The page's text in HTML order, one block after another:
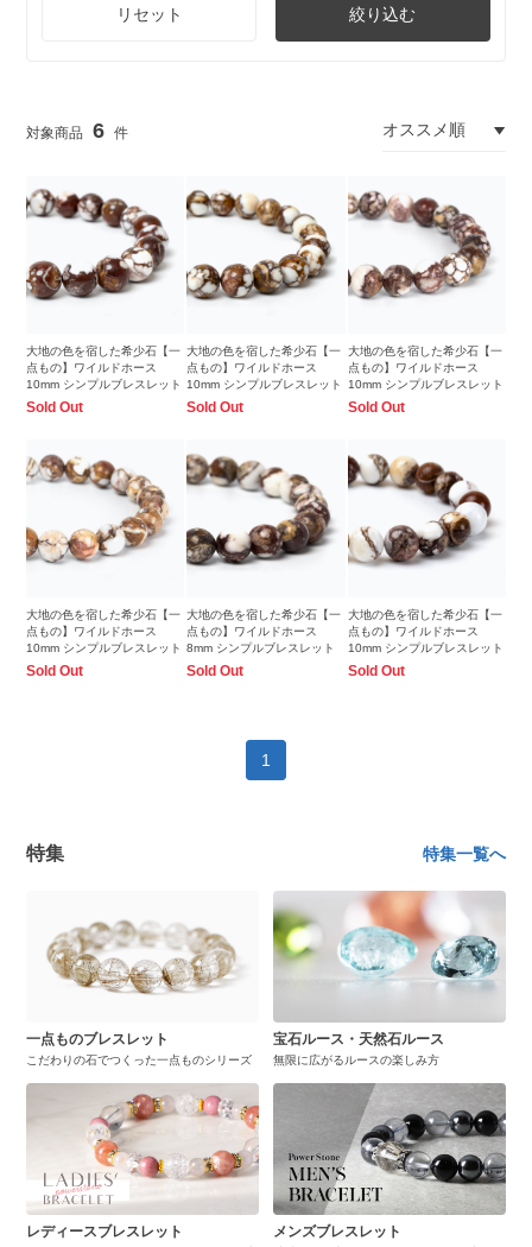
リセット 絞り込む
6
大地の色を宿した希少石【一
点もの】ワイルドホース
10mm シンプルブレスレット
Sold Out
大地の色を宿した希少石【一
点もの】ワイルドホース
10mm シンプルブレスレット
Sold Out
大地の色を宿した希少石【一
点もの】ワイルドホース
10mm シンプルブレスレット
Sold Out
大地の色を宿した希少石【一
点もの】ワイルドホース
10mm シンプルブレスレット
Sold Out
大地の色を宿した希少石【一
点もの】ワイルドホース
8mm シンプルブレスレット
Sold Out
大地の色を宿した希少石【一
点もの】ワイルドホース
10mm シンプルブレスレット
Sold Out
1
特集 特集一覧へ
一点ものブレスレット
こだわりの石でつくった一点ものシリーズ
宝石ルース・天然石ルース
無限に広がるルースの楽しみ方
レディースブレスレット メンズブレスレット